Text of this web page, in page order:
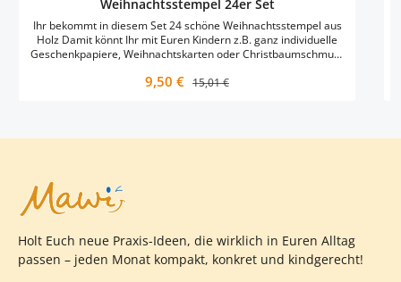
Weihnachtsstempel 24er Set
Ihr bekommt in diesem Set 24 schöne Weihnachtsstempel aus
Holz Damit könnt Ihr mit Euren Kindern z.B. ganz individuelle
Geschenkpapiere, Weihnachtskarten oder Christbaumschmuck
variieren.
Verkaufspreis:
9,50 € Regulärer Preis:
15,01 €
Holt Euch neue Praxis-Ideen, die wirklich in Euren Alltag
passen – jeden Monat kompakt, konkret und kindgerecht!